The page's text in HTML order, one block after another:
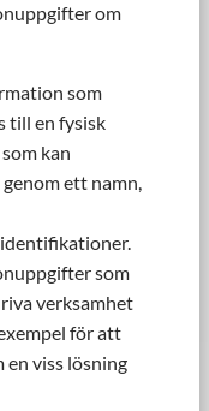
om
som
till en fysisk
kan
ett namn,
som
verksamhet
för att
en viss lösning